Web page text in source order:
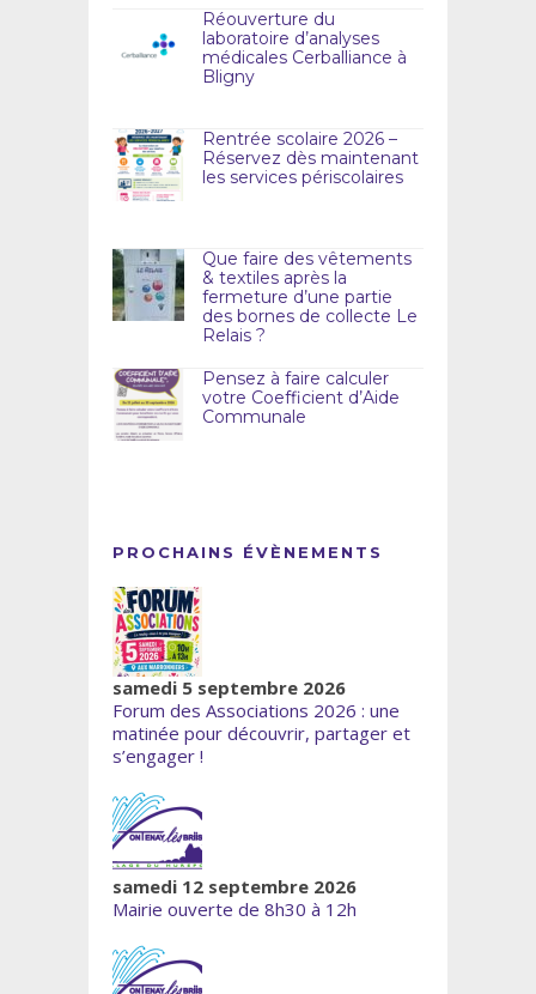
Réouverture du
laboratoire d’analyses
médicales Cerballiance à
Bligny
Rentrée scolaire 2026 –
Réservez dès maintenant
les services périscolaires
Que faire des vêtements
& textiles après la
fermeture d’une partie
des bornes de collecte Le
Relais ?
Pensez à faire calculer
votre Coefficient d’Aide
Communale
PROCHAINS ÉVÈNEMENTS
samedi 5 septembre 2026
Forum des Associations 2026 : une
matinée pour découvrir, partager et
s’engager !
samedi 12 septembre 2026
Mairie ouverte de 8h30 à 12h